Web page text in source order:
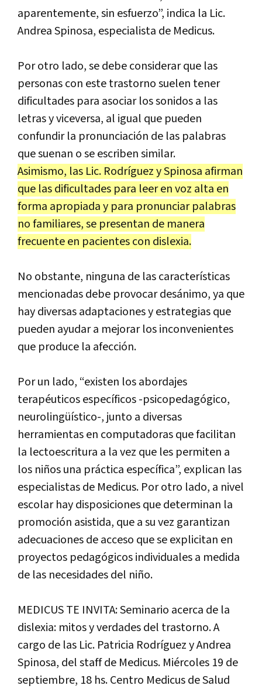
aparentemente, sin esfuerzo”, indica la Lic.
Andrea Spinosa, especialista de Medicus.
Por otro lado, se debe considerar que las
personas con este trastorno suelen tener
dificultades para asociar los sonidos a las
letras y viceversa, al igual que pueden
confundir la pronunciación de las palabras
que suenan o se escriben similar.
Asimismo, las Lic. Rodríguez y Spinosa afirman
que las dificultades para leer en voz alta en
forma apropiada y para pronunciar palabras
no familiares, se presentan de manera
frecuente en pacientes con dislexia.
No obstante, ninguna de las características
mencionadas debe provocar desánimo, ya que
hay diversas adaptaciones y estrategias que
pueden ayudar a mejorar los inconvenientes
que produce la afección.
Por un lado, “existen los abordajes
terapéuticos específicos -psicopedagógico,
neurolingüístico-, junto a diversas
herramientas en computadoras que facilitan
la lectoescritura a la vez que les permiten a
los niños una práctica específica”, explican las
especialistas de Medicus. Por otro lado, a nivel
escolar hay disposiciones que determinan la
promoción asistida, que a su vez garantizan
adecuaciones de acceso que se explicitan en
proyectos pedagógicos individuales a medida
de las necesidades del niño.
MEDICUS TE INVITA: Seminario acerca de la
dislexia: mitos y verdades del trastorno. A
cargo de las Lic. Patricia Rodríguez y Andrea
Spinosa, del staff de Medicus. Miércoles 19 de
septiembre, 18 hs. Centro Medicus de Salud